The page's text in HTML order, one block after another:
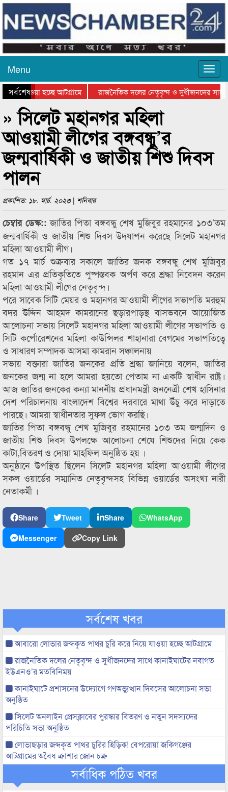
Menu
সর্বশেষ
যাওয়া হচ্ছে আটগ্রামে
রাজনৈতিক দলের নেতৃবৃন্দ ও সুধীজনদের সাথে
পুরস্কার বিতরণ সম্পন্ন
সিলেটে বাংলাদেশ গ্রুপ থিয়েটার
» সিলেট মহানগর মহিলা
আওয়ামী লীগের বঙ্গবন্ধু’র
জন্মবার্ষিকী ও জাতীয় শিশু দিবস
পালন
প্রকাশিত: ১৮. মার্চ. ২০২৩ | শনিবার
চেম্বার ডেস্ক::জাতির পিতা বঙ্গবন্ধু শেখ মুজিবুর রহমানের ১০৩’তম
জন্মবার্ষিকী ও জাতীয় শিশু দিবস উদযাপন করেছে সিলেট মহানগর
মহিলা আওয়ামী লীগ।
গত ১৭ মার্চ শুক্রবার সকালে জাতির জনক বঙ্গবন্ধু শেখ মুজিবুর
রহমান এর প্রতিকৃতিতে পুষ্পস্তবক অর্পণ করে শ্রদ্ধা নিবেদন করেন
মহিলা আওয়ামী লীগের নেতৃবৃন্দ।
পরে সাবেক সিটি মেয়র ও মহানগর আওয়ামী লীগের সভাপতি মরহুম
বদর উদ্দিন আহমদ কামরানের ছড়ারপাড়স্থ বাসভবনে আয়োজিত
আলোচনা সভায় সিলেট মহানগর মহিলা আওয়ামী লীগের সভাপতি ও
সিটি কর্পোরেশনের মহিলা কাউন্সিলর শাহানারা বেগমের সভাপতিত্বে
ও সাধারণ সম্পাদক আসমা কামরান সঞ্চালনায়
সভায় বক্তারা জাতির জনকের প্রতি শ্রদ্ধা জানিয়ে বলেন, জাতির
জনকের জন্ম না হলে আমরা হয়তো পেতাম না একটি স্বাধীন রাষ্ট্র।
আজ জাতির জনকের কন্যা মাননীয় প্রধানমন্ত্রী জননেত্রী শেখ হাসিনার
দেশ পরিচালনায় বাংলাদেশ বিশ্বের দরবারে মাথা উঁচু করে দাড়াতে
পারছে। আমরা স্বাধীনতার সুফল ভোগ করছি।
জাতির পিতা বঙ্গবন্ধু শেখ মুজিবুর রহমানের ১০৩ তম জন্মদিন ও
জাতীয় শিশু দিবস উপলক্ষে আলোচনা শেষে শিশুদের নিয়ে কেক
কাটা,বিতরণ ও দোয়া মাহফিল অনুষ্ঠিত হয় ।
অনুষ্ঠানে উপস্থিত ছিলেন সিলেট মহানগর মহিলা আওয়ামী লীগের
সকল ওয়ার্ডের সম্মানিত নেতৃবৃন্দসহ বিভিন্ন ওয়ার্ডের অসংখ্য নারী
নেতাকর্মী ।
Share Tweet Share
WhatsApp
Messenger
Copy Link
সর্বশেষ খবর
আবারো লোভার জব্দকৃত পাথর চুরি করে নিয়ে যাওয়া হচ্ছে আটগ্রামে
রাজনৈতিক দলের নেতৃবৃন্দ ও সুধীজনদের সাথে কানাইঘাটের নবাগত
ইউএনও’র মতবিনিময়
কানাইঘাটে প্রশাসনের উদ্যোগে গণঅভ্যুত্থান দিবসের আলোচনা সভা
অনুষ্ঠিত
সিলেট অনলাইন প্রেসক্লাবের পুরস্কার বিতরণ ও নতুন সদস্যদের
পরিচিতি সভা অনুষ্ঠিত
লোভাছড়ার জব্দকৃত পাথর চুরির হিড়িক! বেপরোয়া জকিগঞ্জের
আটগ্রামের অবৈধ ক্রাশার জোন চক্র
সর্বাধিক পঠিত খবর